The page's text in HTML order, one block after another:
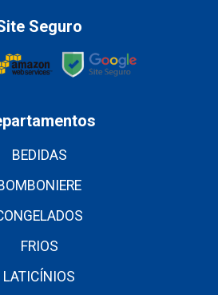
Seguro
BEDIDAS
FRIOS
LATICÍNIOS